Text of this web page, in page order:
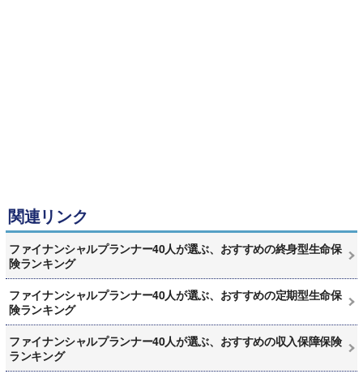
関連リンク
ファイナンシャルプランナー40人が選ぶ、おすすめの終身型生命保
険ランキング
ファイナンシャルプランナー40人が選ぶ、おすすめの定期型生命保
険ランキング
ファイナンシャルプランナー40人が選ぶ、おすすめの収入保障保険
ランキング